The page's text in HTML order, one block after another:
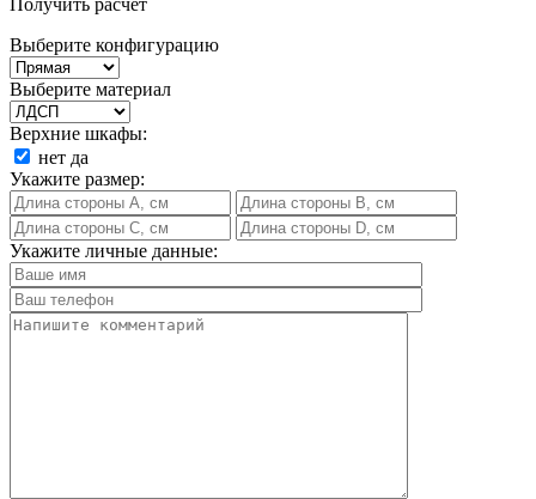
Выберите конфигурацию
Выберите материал
Верхние шкафы:
нет да
Укажите размер:
Укажите личные данные: